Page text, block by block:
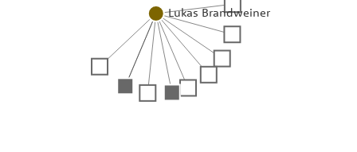
Lukas Brandweiner